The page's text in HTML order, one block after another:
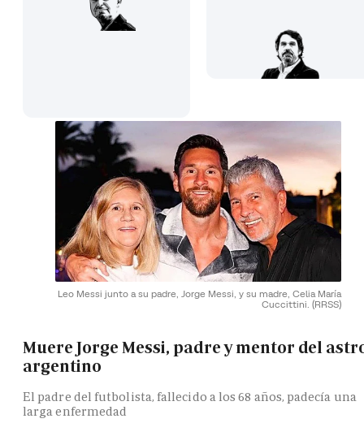
Leo Messi junto a su padre, Jorge Messi, y su madre, Celia María
Cuccittini. (RRSS)
Muere Jorge Messi, padre y mentor del
argentino
El padre del futbolista, fallecido a los 68 años, padecía una
larga enfermedad